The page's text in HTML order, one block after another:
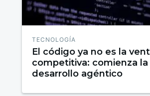
TECNOLOGÍA
El código ya no es la
competitiva: comienza la
desarrollo agéntico